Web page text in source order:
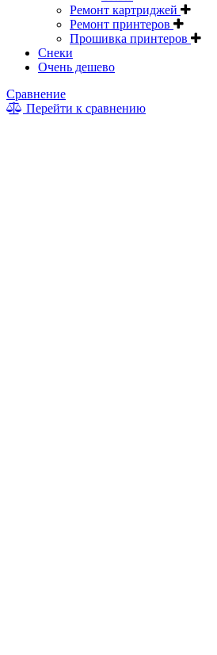
Ремонт картриджей
Ремонт принтеров
Прошивка принтеров
Снеки
Очень дешево
Сравнение
Перейти к сравнению